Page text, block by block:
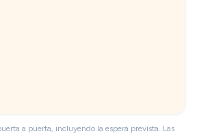
a puerta, incluyendo la espera prevista. Las